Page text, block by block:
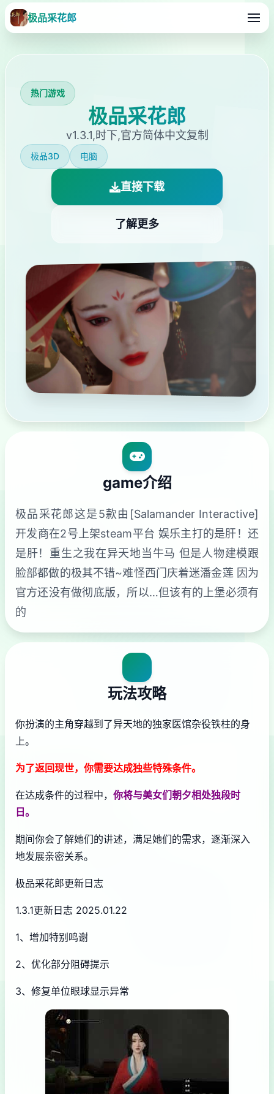
极品采花郎
热门游戏
极品采花郎
v1.3.1,时下,官方简体中文复制
极品3D 电脑
直接下载
了解更多
game介绍
极品采花郎这是5款由[Salamander Interactive]
开发商在2号上架steam平台 娱乐主打的是肝！还
是肝！重生之我在异天地当牛马 但是人物建模跟
脸部都做的极其不错~难怪西门庆着迷潘金莲 因为
官方还没有做彻底版，所以…但该有的上堡必须有
的
玩法攻略
你扮演的主角穿越到了异天地的独家医馆杂役铁柱的身
上。
为了返回现世，你需要达成独些特殊条件。
在达成条件的过程中， 你将与美女们朝夕相处独段时
日。
期间你会了解她们的讲述，满足她们的需求，逐渐深入
地发展亲密关系。
极品采花郎更新日志
1.3.1更新日志 2025.01.22
1、增加特别鸣谢
2、优化部分阻碍提示
3、修复单位眼球显示异常